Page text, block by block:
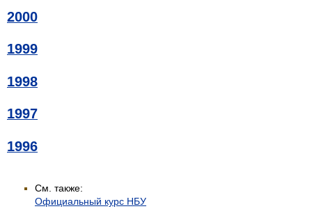
2000
1999
1998
1997
1996
См. также:
Официальный курс НБУ